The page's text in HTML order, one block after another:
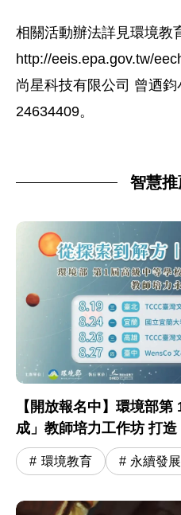
相關活動辦法詳見環境教
http://eeis.epa.gov.tw/
尚星科技有限公司 曾迺
24634409。
智慧推
【開放報名中】環境部
成」教師
環境教育 永續發展